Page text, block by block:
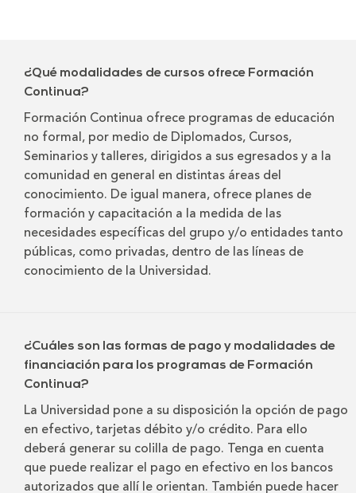
¿Qué modalidades de cursos ofrece Formación
Continua?
Formación Continua ofrece programas de educación
no formal, por medio de Diplomados, Cursos,
Seminarios y talleres, dirigidos a sus egresados y a la
comunidad en general en distintas áreas del
conocimiento. De igual manera, ofrece planes de
formación y capacitación a la medida de las
necesidades específicas del grupo y/o entidades tanto
públicas, como privadas, dentro de las líneas de
conocimiento de la Universidad.
¿Cuáles son las formas de pago y modalidades de
financiación para los programas de Formación
Continua?
La Universidad pone a su disposición la opción de pago
en efectivo, tarjetas débito y/o crédito. Para ello
deberá generar su colilla de pago. Tenga en cuenta
que puede realizar el pago en efectivo en los bancos
autorizados que allí le orientan. También puede hacer